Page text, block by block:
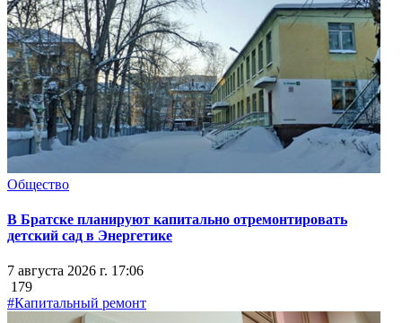
Общество
В Братске планируют капитально отремонтировать
детский сад в Энергетике
7 августа 2026 г. 17:06
179
#Капитальный ремонт